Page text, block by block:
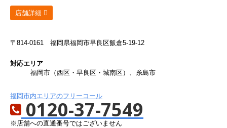
店舗詳細
〒814-0161 福岡県福岡市早良区飯倉5-19-12
対応エリア
福岡市（西区・早良区・城南区）、糸島市
福岡市内エリアのフリーコール
0120-37-7549
※店舗への直通番号ではございません